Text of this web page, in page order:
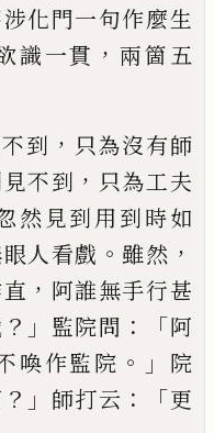
涉化門一句作麼生
識一貫 ， 兩箇五
到 ， 只為沒有師
不到 ， 只為工夫
然見到用到時如
人看戲 。雖然 ，
， 阿誰無手行甚
？」 監院問 ：「阿
喚作監院 。」 院
？」 師打云 ：「更